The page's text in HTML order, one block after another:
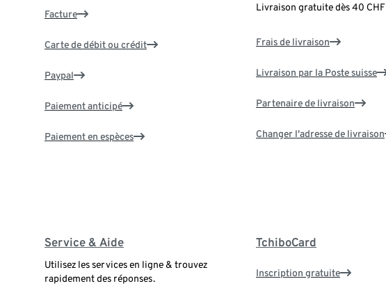
Facture
Carte de débit ou crédit
Paypal
Paiement anticipé
Paiement en espèces
Livraison gratuite dès 40 CHF
Frais de livraison
Livraison par la Poste suisse
Partenaire de livraison
Changer l'adresse de livraison
Service & Aide
Utilisez les services en ligne & trouvez
rapidement des réponses.
TchiboCard
Inscription gratuite